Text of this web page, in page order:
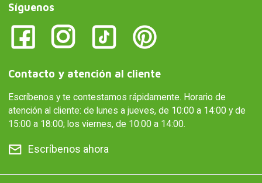
Síguenos
Contacto y atención al cliente
Escríbenos y te contestamos rápidamente. Horario de
atención al cliente: de lunes a jueves, de 10:00 a 14:00 y de
15:00 a 18:00; los viernes, de 10:00 a 14:00.
Escríbenos ahora